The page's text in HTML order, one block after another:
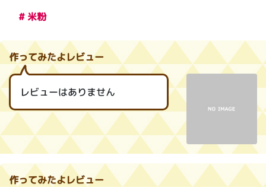
# 米粉
作ってみたよレビュー
レビューはありません
作ってみたよレビュー